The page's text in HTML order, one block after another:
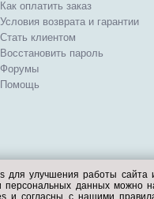
Как оплатить заказ
Условия возврата и гарантии
Стать клиентом
Восстановить пароль
Форумы
Помощь
улучшения работы сайта
персональных данных можно
и согласны с нашими